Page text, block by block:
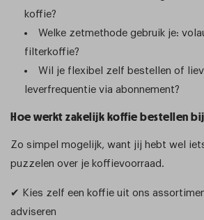
koffie?
Welke zetmethode gebruik je:
filterkoffie?
Wil je flexibel zelf bestellen of
leverfrequentie via abonnement?
Hoe werkt zakelijk koffie bestellen
Zo simpel mogelijk, want jij hebt wel
puzzelen over je koffievoorraad.
✔ Kies zelf een koffie uit ons
adviseren